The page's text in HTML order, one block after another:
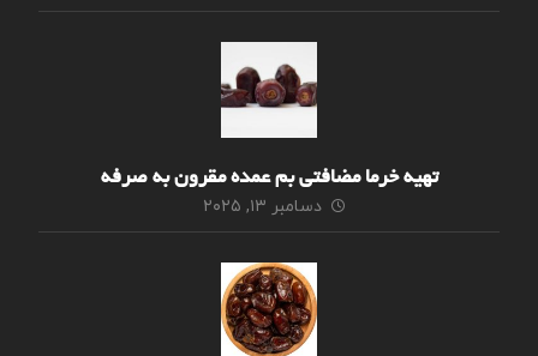
تهیه خرما مضافتی بم عمده مقرون به صرفه
دسامبر ۱۳, ۲۰۲۵